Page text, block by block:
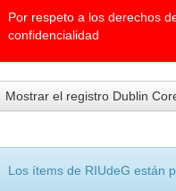
Por respeto a los derechos
confidencialidad
Mostrar el registro Dublin
Los ítems de RIUdeG están